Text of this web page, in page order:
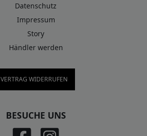
Datenschutz
Impressum
Story
Händler werden
VERTRAG WIDERRUFEN
BESUCHE UNS